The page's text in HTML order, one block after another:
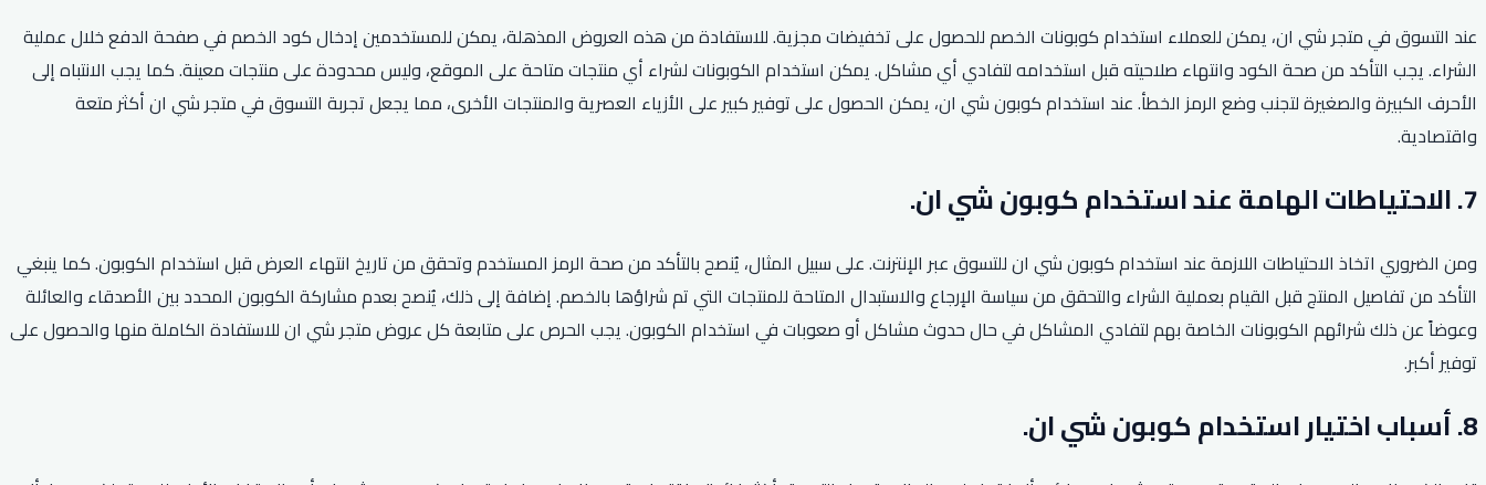
عند التسوق في متجر شي ان، يمكن للعملاء استخدام كوبونات الخصم للحصول على تخفيضات مجزية. للاستفادة من هذه العروض المذهلة، يمكن للمستخدمين إدخال كود الخصم في صفحة الدفع خلال عملية
الشراء. يجب التأكد من صحة الكود وانتهاء صلاحيته قبل استخدامه لتفادي أي مشاكل. يمكن استخدام الكوبونات لشراء أي منتجات متاحة على الموقع، وليس محدودة على منتجات معينة. كما يجب الانتباه إلى
الأحرف الكبيرة والصغيرة لتجنب وضع الرمز الخطأ. عند استخدام كوبون شي ان، يمكن الحصول على توفير كبير على الأزياء العصرية والمنتجات الأخرى، مما يجعل تجربة التسوق في متجر شي ان أكثر متعة
واقتصادية.
7. الاحتياطات الهامة عند استخدام كوبون شي ان.
ومن الضروري اتخاذ الاحتياطات اللازمة عند استخدام كوبون شي ان للتسوق عبر الإنترنت. على سبيل المثال، يُنصح بالتأكد من صحة الرمز المستخدم وتحقق من تاريخ انتهاء العرض قبل استخدام الكوبون. كما ينبغي
التأكد من تفاصيل المنتج قبل القيام بعملية الشراء والتحقق من سياسة الإرجاع والاستبدال المتاحة للمنتجات التي تم شراؤها بالخصم. إضافة إلى ذلك، يُنصح بعدم مشاركة الكوبون المحدد بين الأصدقاء والعائلة
وعوضاً عن ذلك شرائهم الكوبونات الخاصة بهم لتفادي المشاكل في حال حدوث مشاكل أو صعوبات في استخدام الكوبون. يجب الحرص على متابعة كل عروض متجر شي ان للاستفادة الكاملة منها والحصول على
توفير أكبر.
8. أسباب اختيار استخدام كوبون شي ان.